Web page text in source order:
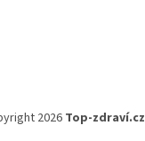
2026 Top-zdraví.cz